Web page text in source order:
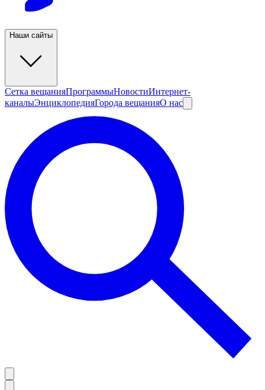
Наши сайты
Сетка вещанияПрограммыНовостиИнтернет-
каналыЭнциклопедияГорода вещанияО нас